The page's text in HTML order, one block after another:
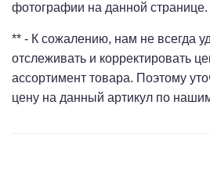
фотографии на данной странице.
** - К сожалению, нам не всегда
отслеживать и корректировать
ассортимент товара. Поэтому
цену на данный артикул по